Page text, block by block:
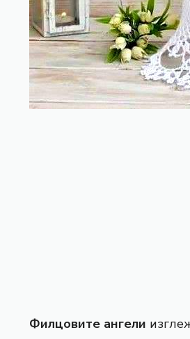
Филцовите ангели